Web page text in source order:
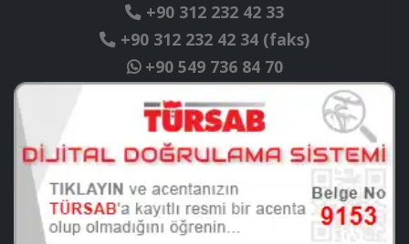
+90 312 232 42 33
+90 312 232 42 34 (faks)
+90 549 736 84 70